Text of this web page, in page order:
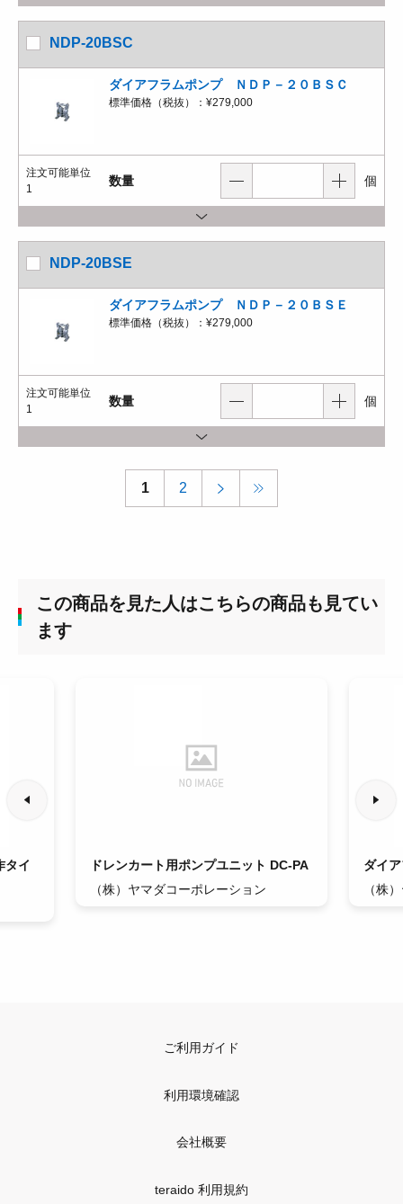
NDP-20BSC
ダイアフラムポンプ ＮＤＰ－２０ＢＳＣ
標準価格（税抜）： ¥279,000
注文可能単位
1
数量 個
NDP-20BSE
ダイアフラムポンプ ＮＤＰ－２０ＢＳＥ
標準価格（税抜）： ¥279,000
注文可能単位
1
数量 個
1 2
この商品を見た人はこちらの商品も見てい
ます
タイ
ドレンカート用ポンプユニット DC-PA
（株）ヤマダコーポレーション
ダイ
（株
ご利用ガイド
利用環境確認
会社概要
teraido 利用規約